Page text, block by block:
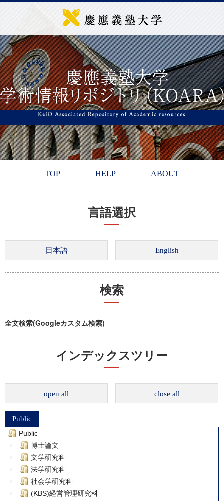
TOP HELP ABOUT
言語選択
検索
全文検索(Googleカスタム検索)
インデックスツリー
open all close all
Public
Public
博士論文
文学研究科
法学研究科
社会学研究科
(KBS)経営管理研究科